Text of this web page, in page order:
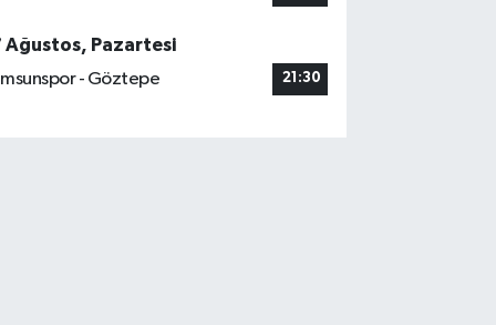
Ağustos, Pazartesi
- Göztepe
21:30